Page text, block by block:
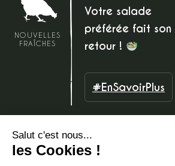
NOUVELLES
FRAÎCHES
Votre salade
préférée fait son
retour !
#EnSavoirPlus